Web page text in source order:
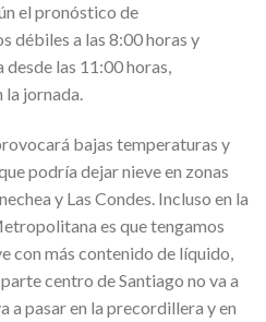
el pronóstico de
débiles a las 8:00 horas y
desde las 11:00 horas,
la jornada.
bajas temperaturas y
podría dejar nieve en zonas
y Las Condes. Incluso en la
es que tengamos
con más contenido de líquido,
centro de Santiago no va a
a pasar en la precordillera y en